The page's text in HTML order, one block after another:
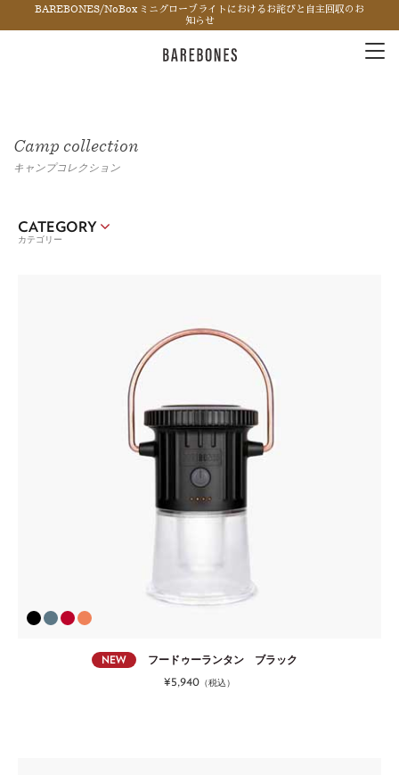
BAREBONES/NoBox ミニグローブライトにおけるお詫びと自主回収のお
知らせ
Camp collection
キャンプコレクション
CATEGORY
カテゴリー
NEW フードゥーランタン ブラック
¥5,940 （税込）